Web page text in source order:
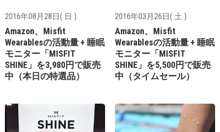
2016年08月28日( 日 )
Amazon、Misfit
Wearablesの活動量 + 睡眠
モニター「MISFIT
SHINE」を3,980円で販売
中（本日の特選品）
2016年03月26日( 土 )
Amazon、Misfit
Wearablesの活動量 + 睡眠
モニター「MISFIT
SHINE」を5,500円で販売
中（タイムセール）